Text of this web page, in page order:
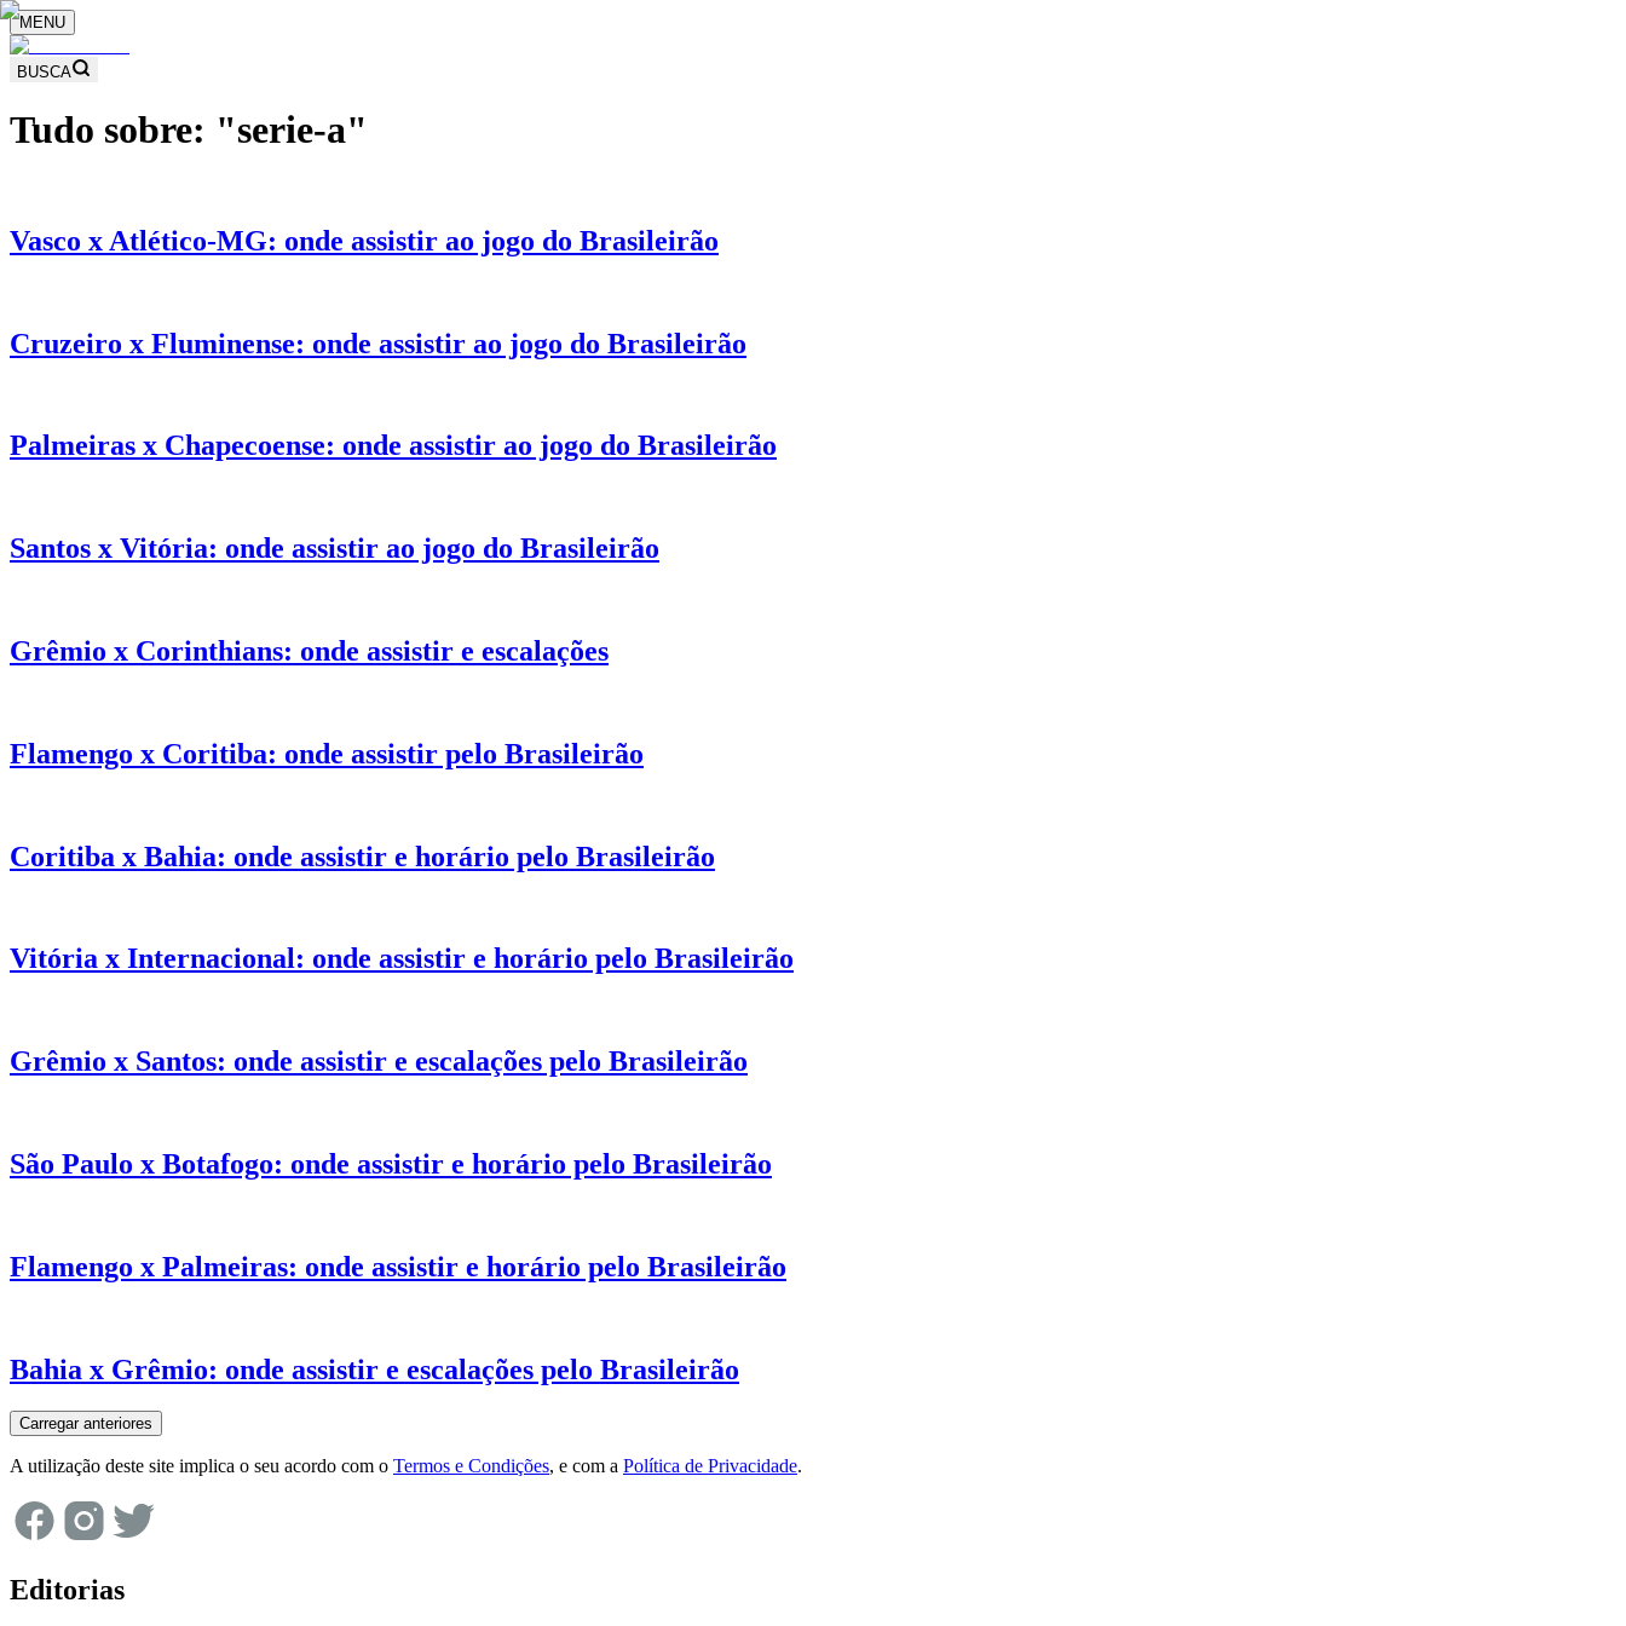
MENU
BUSCA
Tudo sobre: "serie-a"
Vasco x Atlético-MG: onde assistir ao jogo do Brasileirão
Cruzeiro x Fluminense: onde assistir ao jogo do Brasileirão
Palmeiras x Chapecoense: onde assistir ao jogo do Brasileirão
Santos x Vitória: onde assistir ao jogo do Brasileirão
Grêmio x Corinthians: onde assistir e escalações
Flamengo x Coritiba: onde assistir pelo Brasileirão
Coritiba x Bahia: onde assistir e horário pelo Brasileirão
Vitória x Internacional: onde assistir e horário pelo Brasileirão
Grêmio x Santos: onde assistir e escalações pelo Brasileirão
São Paulo x Botafogo: onde assistir e horário pelo Brasileirão
Flamengo x Palmeiras: onde assistir e horário pelo Brasileirão
Bahia x Grêmio: onde assistir e escalações pelo Brasileirão
Carregar anteriores
A utilização deste site implica o seu acordo com o Termos e Condições, e com a Política de Privacidade.
Editorias